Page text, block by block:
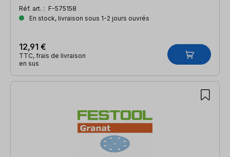
Réf. art. : F-575158
En stock, livraison sous 1-2 jours ouvrés
12,91 €
TTC, frais de livraison
en sus